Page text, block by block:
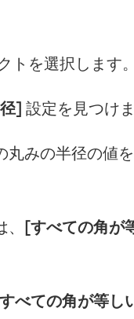
トを選択します。
] 設定を見つけま
丸みの半径の値
[すべての角が
べての角が等し